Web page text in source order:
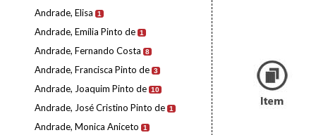
Andrade, Elisa 1
Andrade, Emília Pinto de 1
Andrade, Fernando Costa 8
Andrade, Francisca Pinto de 3
Andrade, Joaquim Pinto de 10
Andrade, José Cristino Pinto de 1
Andrade, Monica Aniceto 1